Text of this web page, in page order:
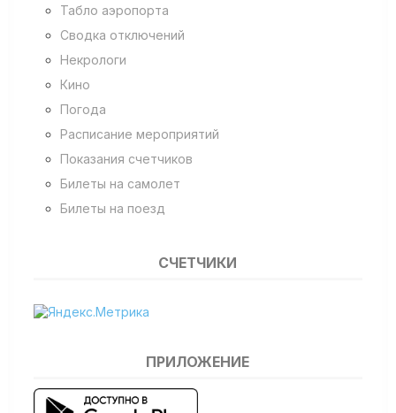
Табло аэропорта
Сводка отключений
Некрологи
Кино
Погода
Расписание мероприятий
Показания счетчиков
Билеты на самолет
Билеты на поезд
СЧЕТЧИКИ
ПРИЛОЖЕНИЕ